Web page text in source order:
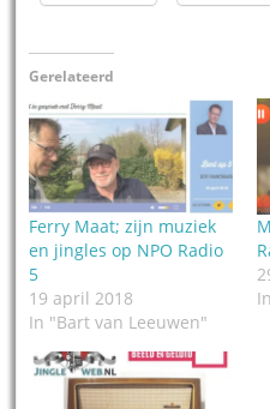
Gerelateerd
Ferry Maat; zijn muziek
en jingles op NPO Radio
5
19 april 2018
In "Bart van Leeuwen"